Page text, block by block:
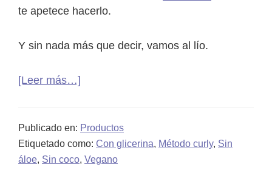
te apetece hacerlo.
Y sin nada más que decir, vamos al lío.
[Leer más…]
/
Crema
de
Publicado en: Productos
Etiquetado como: Con glicerina, Método curly, Sin
áloe, Sin coco, Vegano